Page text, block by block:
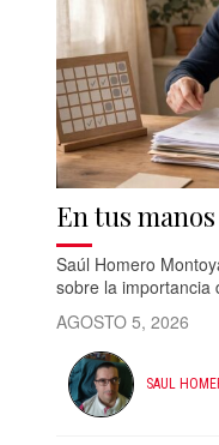
En tus
Saúl Homero
sobre la importancia
AGOSTO 5, 2026
SAUL